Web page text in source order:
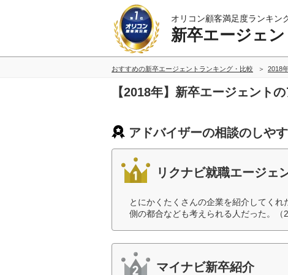
オリコン顧客満足度ランキン
新卒エージェン
おすすめの新卒エージェントランキング・比較 2018
【2018年】新卒エージェント
アドバイザーの相談のしや
リクナビ就職エージェ
とにかくたくさんの企業を紹介してく
側の都合なども考えられる人だった。（
マイナビ新卒紹介